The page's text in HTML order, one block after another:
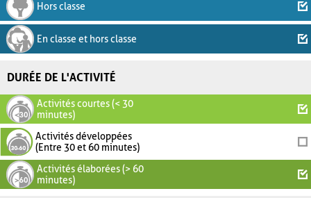
Hors classe
En classe et hors classe
DURÉE DE L'ACTIVITÉ
Activités courtes (< 30
minutes)
Activités développées
(Entre 30 et 60 minutes)
Activités élaborées (> 60
minutes)